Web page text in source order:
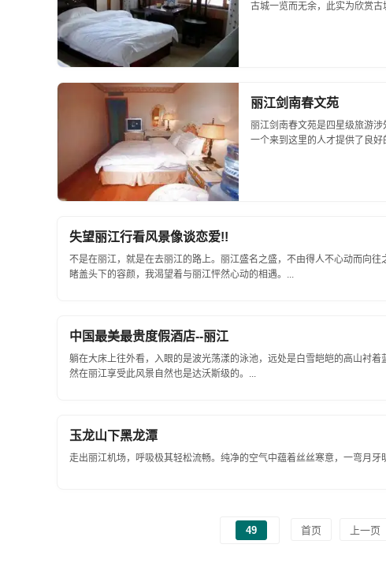
古城一览而无余，此实为欣赏
丽江剑南春文苑
丽江剑南春文苑是四星级旅游
一个来到这里的人才提供了良好
失望丽江行看风景像谈恋爱!!
不是在丽江，就是在去丽江的路上。丽江盛名之盛，不由得人不心动而向
睹盖头下的容颜，我渴望着与丽江怦然心动的相遇。...
中国最美最贵度假酒店--丽江
躺在大床上往外看，入眼的是波光荡漾的泳池，远处是白雪皑皑的高山衬
然在丽江享受此风景自然也是达沃斯级的。...
玉龙山下黑龙潭
走出丽江机场，呼吸极其轻松流畅。纯净的空气中蕴着丝丝寒意，一弯月
49 首页 上一页